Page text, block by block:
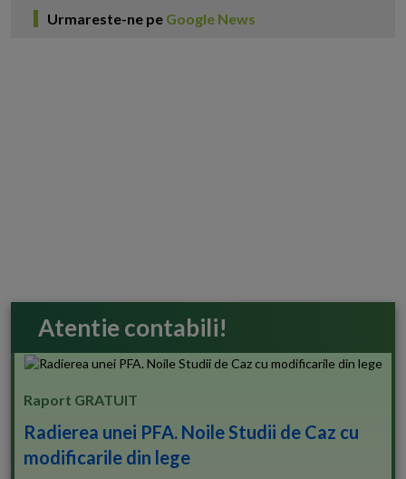
Urmareste-ne pe Google News
Atentie contabili!
Raport GRATUIT
Radierea unei PFA. Noile Studii de Caz cu
modificarile din lege